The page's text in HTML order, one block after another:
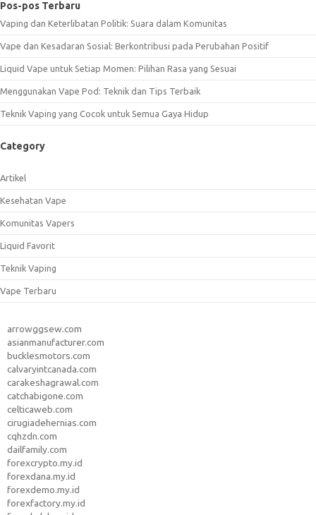
Pos-pos Terbaru
Vaping dan Keterlibatan Politik: Suara dalam Komunitas
Vape dan Kesadaran Sosial: Berkontribusi pada Perubahan Positif
Liquid Vape untuk Setiap Momen: Pilihan Rasa yang Sesuai
Menggunakan Vape Pod: Teknik dan Tips Terbaik
Teknik Vaping yang Cocok untuk Semua Gaya Hidup
Category
Artikel
Kesehatan Vape
Komunitas Vapers
Liquid Favorit
Teknik Vaping
Vape Terbaru
arrowggsew.com
asianmanufacturer.com
bucklesmotors.com
calvaryintcanada.com
carakeshagrawal.com
catchabigone.com
celticaweb.com
cirugiadehernias.com
cqhzdn.com
dailfamily.com
forexcrypto.my.id
forexdana.my.id
forexdemo.my.id
forexfactory.my.id